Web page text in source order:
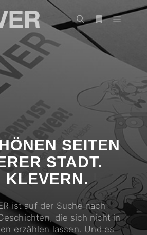
SEITEN
STADT.
|
ist auf der Suche nach
die sich nicht in
erzählen lassen. Und es